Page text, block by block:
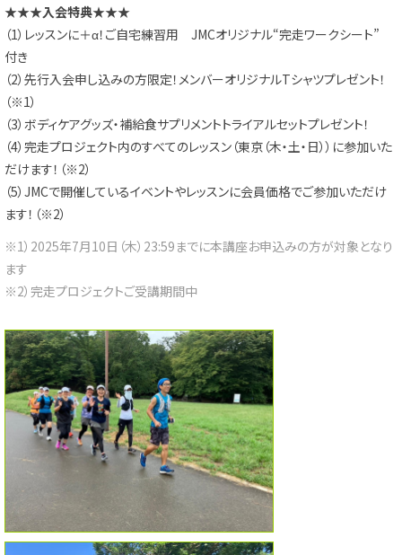
★★★入会特典★★★
（1）レッスンに＋α！ご自宅練習用 JMCオリジナル“完走ワークシート”
付き
（2）先行入会申し込みの方限定！ メンバーオリジナルTシャツプレゼント！
（※1）
（3）ボディケアグッズ・補給食サプリメントトライアルセットプレゼント！
（4）完走プロジェクト内のすべてのレッスン（東京（木・土・ 日））に参加いた
だけます！（※2）
（5） JMCで開催しているイベントやレッスンに会員価格でご参加いただけ
ます！（※2）
※1）2025年7月10日（木）23:59までに本講座お申込みの方が対象となり
ます
※2）完走プロジェクトご受講期間中